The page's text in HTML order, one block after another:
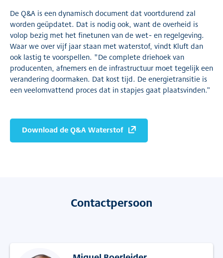
De Q&A is een dynamisch document dat voortdurend zal
worden geüpdatet. Dat is nodig ook, want de overheid is
volop bezig met het finetunen van de wet- en regelgeving.
Waar we over vijf jaar staan met waterstof, vindt Kluft dan
ook lastig te voorspellen. "De complete driehoek van
producenten, afnemers en de infrastructuur moet tegelijk een
verandering doormaken. Dat kost tijd. De energietransitie is
een veelomvattend proces dat in stapjes gaat plaatsvinden.”
Download de Q&A Waterstof
Contactpersoon